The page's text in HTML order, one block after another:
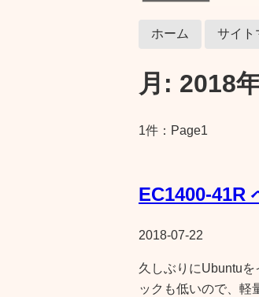
ホーム サイト
月: 2018
1件：Page1
EC1400-41R
2018-07-22
久しぶりにUbuntu
ックも低いので、軽